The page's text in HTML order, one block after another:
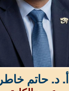
أ. د. حاتم خاطر